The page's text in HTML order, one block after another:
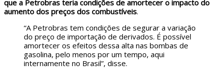
que a Petrobras teria condições de amortecer o impacto do
aumento dos preços dos combustíveis.
“A Petrobras tem condições de segurar a variação
do preço de importação de derivados. É possível
amortecer os efeitos dessa alta nas bombas de
gasolina, pelo menos por um tempo, aqui
internamente no Brasil”, disse.